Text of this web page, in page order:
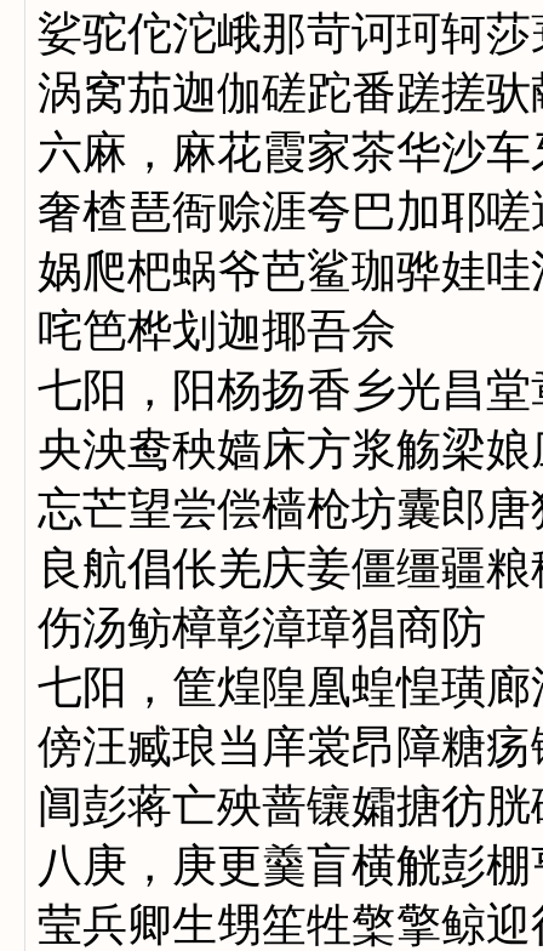
娑驼佗沱峨那苛诃珂轲
涡窝茄迦伽磋跎番蹉搓
六麻，麻花霞家茶华沙
奢楂琶衙赊涯夸巴加耶
娲爬杷蜗爷芭鲨珈骅娃
咤笆桦划迦揶吾佘
七阳，阳杨扬香乡光昌
央泱鸯秧嫱床方浆觞梁
忘芒望尝偿樯枪坊囊郎
良航倡伥羌庆姜僵缰疆
伤汤鲂樟彰漳璋猖商防
七阳，筐煌隍凰蝗惶璜
傍汪臧琅当庠裳昂障糖
阊彭蒋亡殃蔷镶孀搪彷
八庚，庚更羹盲横觥彭
莹兵卿生甥笙牲檠擎鲸